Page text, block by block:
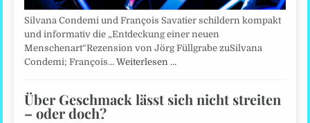
Silvana Condemi und François Savatier schildern kompakt
und informativ die „Entdeckung einer neuen
Menschenart“Rezension von Jörg Füllgrabe zuSilvana
Condemi; François…Weiterlesen …
Über Geschmack lässt sich nicht streiten
– oder doch?